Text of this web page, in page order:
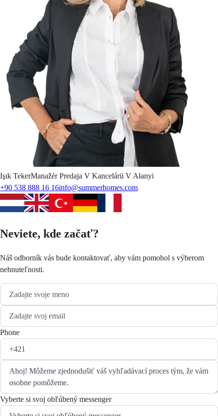
Işık TekerManažér Predaja V Kancelárii V Alanyi
+90 538 888 16 16info@summerhomes.com
Neviete, kde začať?
Náš odborník vás bude kontaktovať, aby vám pomohol s výberom
nehnuteľnosti.
Phone
Vyberte si svoj obľúbený messenger